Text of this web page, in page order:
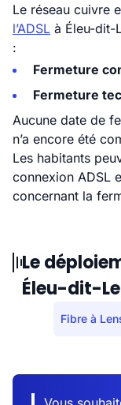
Le réseau cuivre
l’ADSL à Éleu-dit-
:
Fermeture
Fermeture
Aucune date de
n’a encore été
Les habitants
connexion ADSL
concernant la
Le
Éleu-dit-
Fibre à